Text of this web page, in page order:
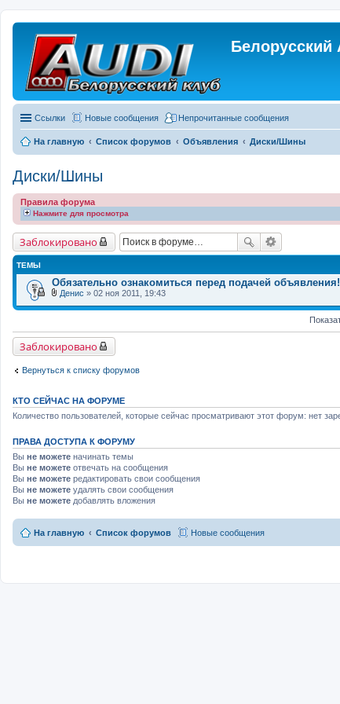
Белорусский
Ссылки Новые сообщения Непрочитанные сообщения
На главную Список форумов Объявления Диски/Шины
Диски/Шины
Правила форума
Нажмите для просмотра
Заблокировано
ТЕМЫ
Обязательно ознакомиться перед подачей
В
л
е
н
и
я
Денис » 02 ноя 2011, 19:43
Заблокировано
Вернуться к списку форумов
КТО СЕЙЧАС НА ФОРУМЕ
Количество пользователей, которые сейчас просматривают этот форум: нет
ПРАВА ДОСТУПА К ФОРУМУ
Вы не можете начинать темы
Вы не можете отвечать на сообщения
Вы не можете редактировать свои сообщения
Вы не можете удалять свои сообщения
Вы не можете добавлять вложения
На главную Список форумов Новые сообщения